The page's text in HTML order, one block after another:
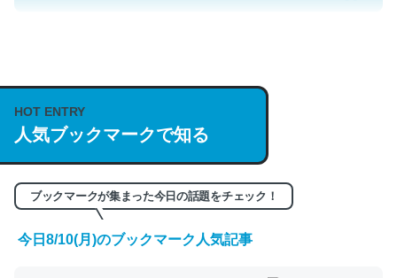
説してる記事が少ないので貴重な良記事。/続編来た
https://isobe324649.hatenablog.com/entry/2023/03/27
/064121
─GPTの仕組みと限界についての考察（１） - conceptualization
HOT ENTRY
人気ブックマークで知る
ブックマークが集まった今日の話題をチェック！
今日8/10(月)のブックマーク人気記事